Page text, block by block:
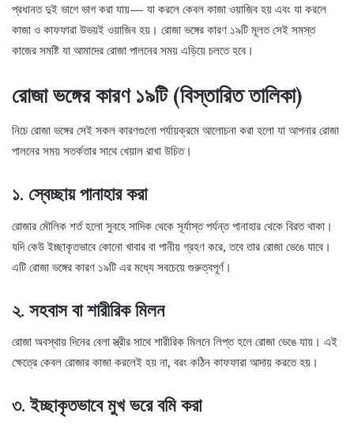
প্রধানত দুই ভাগে ভাগ করা যায়— যা করলে কেবল কাজা ওয়াজিব হয় এবং যা করলে
কাজা ও কাফফারা উভয়ই ওয়াজিব হয়। রোজা ভঙ্গের কারণ ১৯টি মূলত সেই সমস্ত
কাজের সমষ্টি যা আমাদের রোজা পালনের সময় এড়িয়ে চলতে হবে।
রোজা ভঙ্গের কারণ ১৯টি (বিস্তারিত তালিকা)
নিচে রোজা ভঙ্গের সেই সকল কারণগুলো পর্যায়ক্রমে আলোচনা করা হলো যা আপনার রোজা
পালনের সময় সতর্কতার সাথে খেয়াল রাখা উচিত।
১. স্বেচ্ছায় পানাহার করা
রোজার মৌলিক শর্ত হলো সুবহে সাদিক থেকে সূর্যাস্ত পর্যন্ত পানাহার থেকে বিরত থাকা।
যদি কেউ ইচ্ছাকৃতভাবে কোনো খাবার বা পানীয় গ্রহণ করে, তবে তার রোজা ভেঙে যাবে।
এটি রোজা ভঙ্গের কারণ ১৯টি এর মধ্যে সবচেয়ে গুরুত্বপূর্ণ।
২. সহবাস বা শারীরিক মিলন
রোজা অবস্থায় দিনের বেলা স্ত্রীর সাথে শারীরিক মিলনে লিপ্ত হলে রোজা ভেঙে যায়। এই
ক্ষেত্রে কেবল রোজার কাজা করলেই হয় না, বরং কঠিন কাফফারা আদায় করতে হয়।
৩. ইচ্ছাকৃতভাবে মুখ ভরে বমি করা